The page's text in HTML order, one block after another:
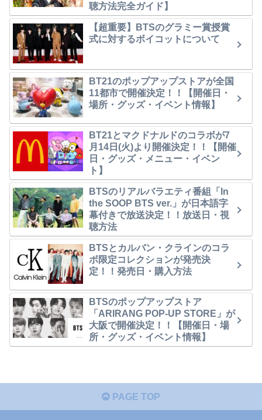
聴方法完全ガイド】
【超重要】BTSのグラミー賞授賞
式に対するボイコットについて
BT21のポップアップストアが全国
11都市で開催決定！！【開催日・
場所・グッズ・イベント情報】
BT21とマクドナルドのコラボが7
月14日(火)より開催決定！！【開催
日・グッズ・メニュー・イベン
ト】
BTSのリアルバラエティ番組「In
the SOOP BTS ver.」が日本語字
幕付きで放送決定！！放送日・視
聴方法
BTSとカルバン・クラインのコラ
ボ限定コレクションが発売決
定！！発売日・購入方法
BTSのポップアップストア
「ARIRANG POP-UP STORE」が
大阪で開催決定！！【開催日・場
所・グッズ・イベント情報】
PAGE TOP